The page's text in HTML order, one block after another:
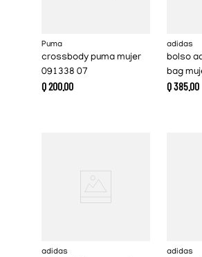
Puma
crossbody puma mujer
091338 07
Q200.00
adidas
bolso
bag
Q385.00
adidas adidas